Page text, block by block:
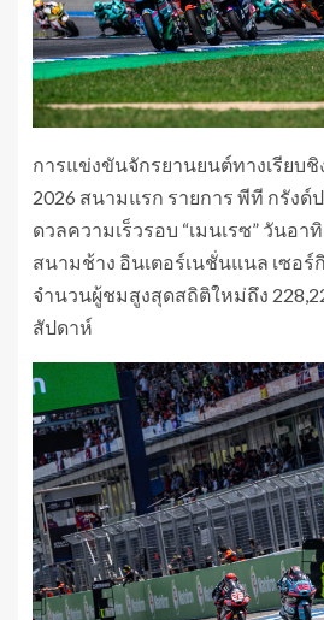
การแข่งขันจักรยานยนต์ทางเรียบ
2026 สนามแรก รายการ พีที กรัง
ดวลความเร็วรอบ “เมนเรซ” วันอ
สนามช้าง อินเตอร์เนชั่นแนล เซอร์
จำนวนผู้ชมสูงสุดสถิติใหม่ถึง
สัปดาห์